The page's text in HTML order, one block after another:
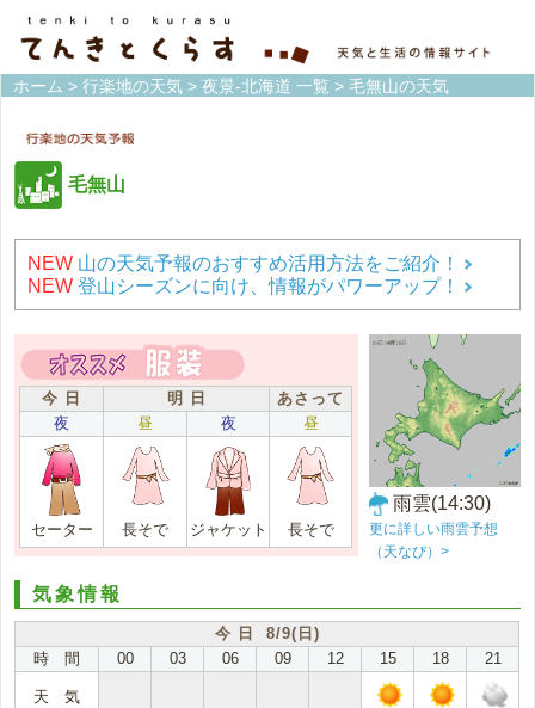
ホーム > 行楽地の天気 > 夜景-北海道 一覧 > 毛無山の天気
毛無山
NEW 山の天気予報のおすすめ活用方法をご紹介！
NEW 登山シーズンに向け、情報がパワーアップ！
今 日 明 日
あさって
夜
昼 夜 昼
セーター 長そで ジャケット 長そで
雨雲(14:30)
更に詳しい雨雲予想
（天なび）>
気象情報
今 日 8/9(日)
時 間
00 03 06 09 12 15 18 21
天 気